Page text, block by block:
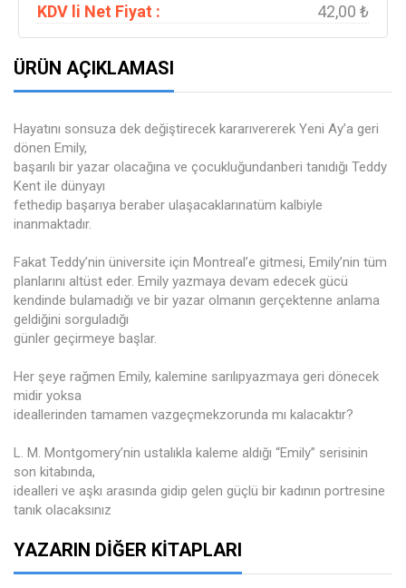
KDV li Net Fiyat :
42,00 ₺
ÜRÜN AÇIKLAMASI
Hayatını sonsuza dek değiştirecek kararıvererek Yeni Ay’a geri
dönen Emily,
başarılı bir yazar olacağına ve çocukluğundanberi tanıdığı Teddy
Kent ile dünyayı
fethedip başarıya beraber ulaşacaklarınatüm kalbiyle
inanmaktadır.
Fakat Teddy’nin üniversite için Montreal’e gitmesi, Emily’nin tüm
planlarını altüst eder. Emily yazmaya devam edecek gücü
kendinde bulamadığı ve bir yazar olmanın gerçektenne anlama
geldiğini sorguladığı
günler geçirmeye başlar.
Her şeye rağmen Emily, kalemine sarılıpyazmaya geri dönecek
midir yoksa
ideallerinden tamamen vazgeçmekzorunda mı kalacaktır?
L. M. Montgomery’nin ustalıkla kaleme aldığı “Emily” serisinin
son kitabında,
idealleri ve aşkı arasında gidip gelen güçlü bir kadının portresine
tanık olacaksınız
YAZARIN DIĞER KITAPLARI